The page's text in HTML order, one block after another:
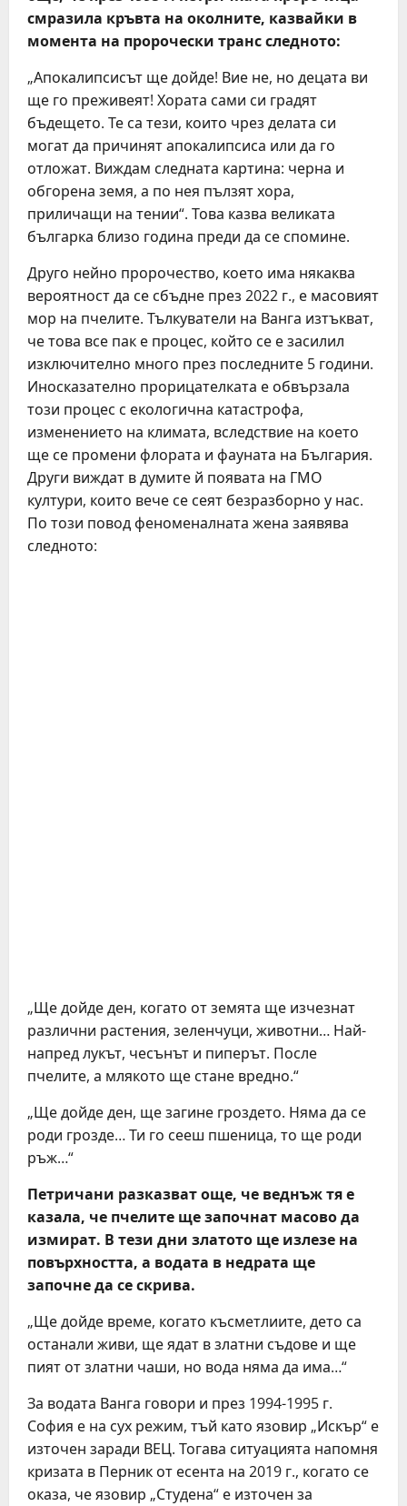
смразила кръвта на околните, казвайки в
момента на пророчески транс следното:
„Апокалипсисът ще дойде! Вие не, но децата ви
ще го преживеят! Хората сами си градят
бъдещето. Те са тези, които чрез делата си
могат да причинят апокалипсиса или да го
отложат. Виждам следната картина: черна и
обгорена земя, а по нея пълзят хора,
приличащи на тении“. Това казва великата
българка близо година преди да се спомине.
Друго нейно пророчество, което има някаква
вероятност да се сбъдне през 2022 г., е масовият
мор на пчелите. Тълкуватели на Ванга изтъкват,
че това все пак е процес, който се е засилил
изключително много през последните 5 години.
Иносказателно прорицателката е обвързала
този процес с екологична катастрофа,
изменението на климата, вследствие на което
ще се промени флората и фауната на България.
Други виждат в думите й появата на ГМО
култури, които вече се сеят безразборно у нас.
По този повод феноменалната жена заявява
следното:
„Ще дойде ден, когато от земята ще изчезнат
различни растения, зеленчуци, животни… Най-
напред лукът, чесънът и пиперът. После
пчелите, а млякото ще стане вредно.“
„Ще дойде ден, ще загине гроздето. Няма да се
роди грозде… Ти го сееш пшеница, то ще роди
ръж…“
Петричани разказват още, че веднъж тя е
казала, че пчелите ще започнат масово да
измират. В тези дни златото ще излезе на
повърхността, а водата в недрата ще
започне да се скрива.
„Ще дойде време, когато късметлиите, дето са
останали живи, ще ядат в златни съдове и ще
пият от златни чаши, но вода няма да има…“
За водата Ванга говори и през 1994-1995 г.
София е на сух режим, тъй като язовир „Искър“ е
източен заради ВЕЦ. Тогава ситуацията напомня
кризата в Перник от есента на 2019 г., когато се
оказа, че язовир „Студена“ е източен за